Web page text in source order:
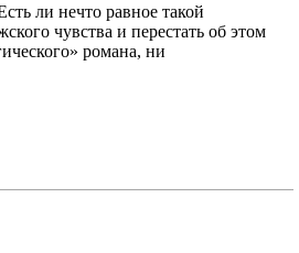
ли нечто равное такой
чувства и перестать об этом
романа, ни